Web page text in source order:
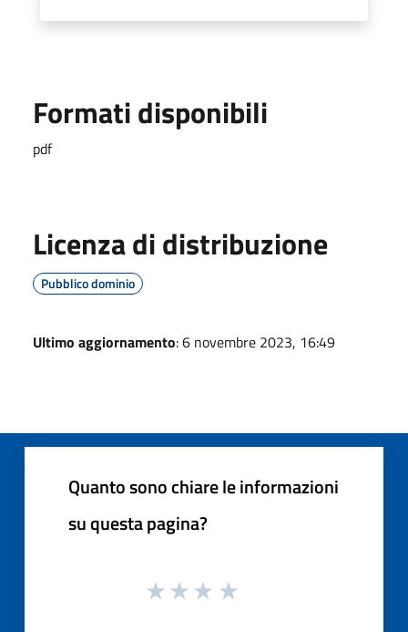
Formati disponibili
pdf
Licenza di distribuzione
Pubblico dominio
Ultimo aggiornamento: 6 novembre 2023, 16:49
Quanto sono chiare le informazioni
su questa pagina?